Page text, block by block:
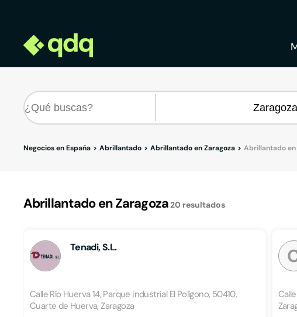
Negocios en España Abrillantado Abrillantado en Zaragoza Abrillantado en
Abrillantado en Zaragoza20 resultados
Tenadi, S.L.
Calle Río Huerva 14, Parque industrial El Polígono, 50410,
Cuarte de Huerva, Zaragoza